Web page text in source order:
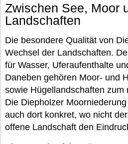
Zwischen See, Moor
Landschaften
Die besondere Qualität von
Wechsel der Landschaften.
für Wasser, Uferaufenthalte
Daneben gehören Moor- und
sowie Hügellandschaften zum
Die Diepholzer
auch dort konkret, wo nicht
offene Landschaft den